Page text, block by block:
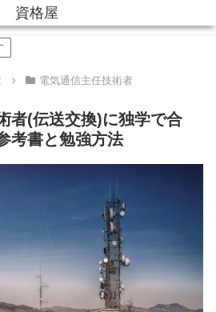
資格屋
電気通信主任技術者
者(伝送交換)に独学で合
考書と勉強方法